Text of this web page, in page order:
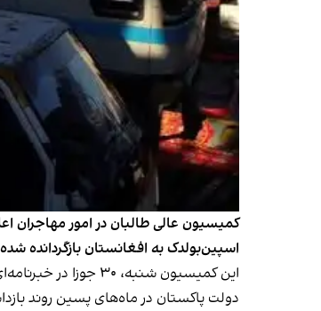
اسپین‌بولدک به افغانستان بازگردانده
این کمیسیون شنبه، ۳۰ جوزا در خبرنامه‌ای نوشت از این میان دست‌کم ۲ هزار ۶۷ نفر بازگشت‌کننده به ولایت‌های ننگرهار، کنر و کابل منتقل شدند.
دولت پاکستان در ماه‌های پسین روند